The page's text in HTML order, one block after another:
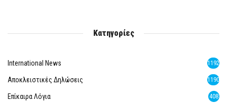
Κατηγορίες
International News 1192
Αποκλειστικές Δηλώσεις 1190
Επίκαιρα Λόγια 408